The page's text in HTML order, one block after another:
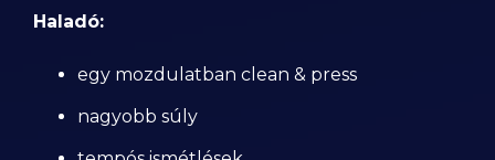
Haladó:
egy mozdulatban clean & press
nagyobb súly